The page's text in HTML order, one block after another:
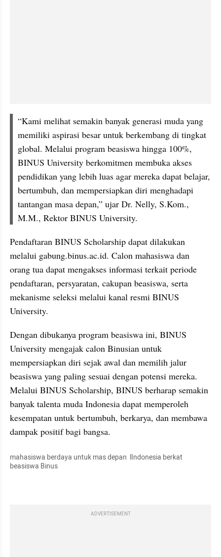
“Kami melihat semakin banyak generasi muda yang
memiliki aspirasi besar untuk berkembang di tingkat
global. Melalui program beasiswa hingga 100%,
BINUS University berkomitmen membuka akses
pendidikan yang lebih luas agar mereka dapat belajar,
bertumbuh, dan mempersiapkan diri menghadapi
tantangan masa depan,” ujar Dr. Nelly, S.Kom.,
M.M., Rektor BINUS University.
Pendaftaran BINUS Scholarship dapat dilakukan
melalui gabung.binus.ac.id. Calon mahasiswa dan
orang tua dapat mengakses informasi terkait periode
pendaftaran, persyaratan, cakupan beasiswa, serta
mekanisme seleksi melalui kanal resmi BINUS
University.
Dengan dibukanya program beasiswa ini, BINUS
University mengajak calon Binusian untuk
mempersiapkan diri sejak awal dan memilih jalur
beasiswa yang paling sesuai dengan potensi mereka.
Melalui BINUS Scholarship, BINUS berharap semakin
banyak talenta muda Indonesia dapat memperoleh
kesempatan untuk bertumbuh, berkarya, dan membawa
dampak positif bagi bangsa.
mahasiswa berdaya untuk mas depan  lIndonesia berkat
beasiswa Binus
ADVERTISEMENT